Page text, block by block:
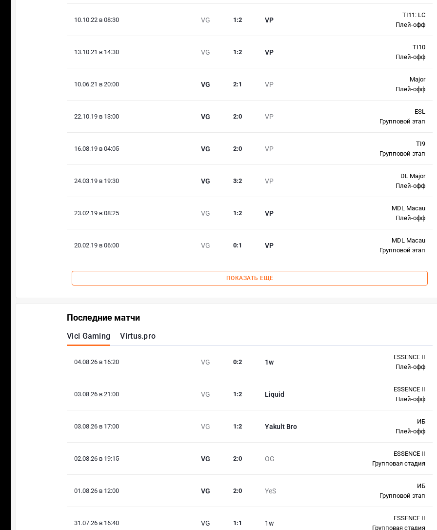
10.10.22 в 08:30 VG VP
1 :2
TI11: LC
Плей-офф
13.10.21 в 14:30 VG VP
1 :2
TI10
Плей-офф
10.06.21 в 20:00 VG VP
2:1
Major
Плей-офф
22.10.19 в 13:00 VG VP
2:0
ESL
Групповой этап
16.08.19 в 04:05 VG VP
2:0
TI9
Групповой этап
24.03.19 в 19:30 VG VP
3:2
DL Major
Плей-офф
23.02.19 в 08:25 VG VP
1 :2
MDL Macau
Плей-офф
20.02.19 в 06:00 VG VP
0:1
MDL Macau
Групповой этап
ПОКАЗАТЬ ЕЩЕ
Последние матчи
Vici Gaming Virtus.pro
04.08.26 в 16:20 VG 1w
0:2
ESSENCE II
Плей-офф
03.08.26 в 21:00 VG Liquid
1 :2
ESSENCE II
Плей-офф
03.08.26 в 17:00 VG Yakult Bro
1 :2
ИБ
Плей-офф
02.08.26 в 19:15 VG OG
2:0
ESSENCE II
Групповая стадия
01.08.26 в 12:00 VG YeS
2:0
ИБ
Групповой этап
31.07.26 в 16:40 VG 1w
1 :1
ESSENCE II
Групповая стадия